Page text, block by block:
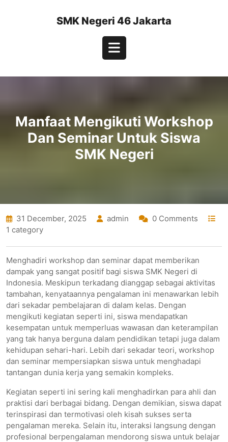
SMK Negeri 46 Jakarta
Open
Button
Manfaat Mengikuti Workshop
Dan Seminar Untuk Siswa
SMK Negeri
31 December, 2025 admin
0 Comments
1 category
Menghadiri workshop dan seminar dapat memberikan
dampak yang sangat positif bagi siswa SMK Negeri di
Indonesia. Meskipun terkadang dianggap sebagai aktivitas
tambahan, kenyataannya pengalaman ini menawarkan lebih
dari sekadar pembelajaran di dalam kelas. Dengan
mengikuti kegiatan seperti ini, siswa mendapatkan
kesempatan untuk memperluas wawasan dan keterampilan
yang tak hanya berguna dalam pendidikan tetapi juga dalam
kehidupan sehari-hari. Lebih dari sekadar teori, workshop
dan seminar mempersiapkan siswa untuk menghadapi
tantangan dunia kerja yang semakin kompleks.
Kegiatan seperti ini sering kali menghadirkan para ahli dan
praktisi dari berbagai bidang. Dengan demikian, siswa dapat
terinspirasi dan termotivasi oleh kisah sukses serta
pengalaman mereka. Selain itu, interaksi langsung dengan
profesional berpengalaman mendorong siswa untuk belajar